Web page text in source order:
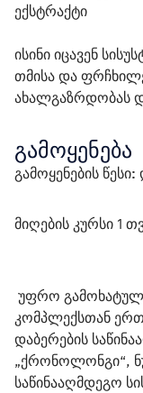
ექსტრაქტი
ისინი იცავენ
თმისა და
ახალგაზრდობას
გამოყენება
გამოყენების წესი:
მიღების კურსი 1
კომპლექსთან
დაბერების
„ქრონოლონგი“,
საწინააღმდეგო